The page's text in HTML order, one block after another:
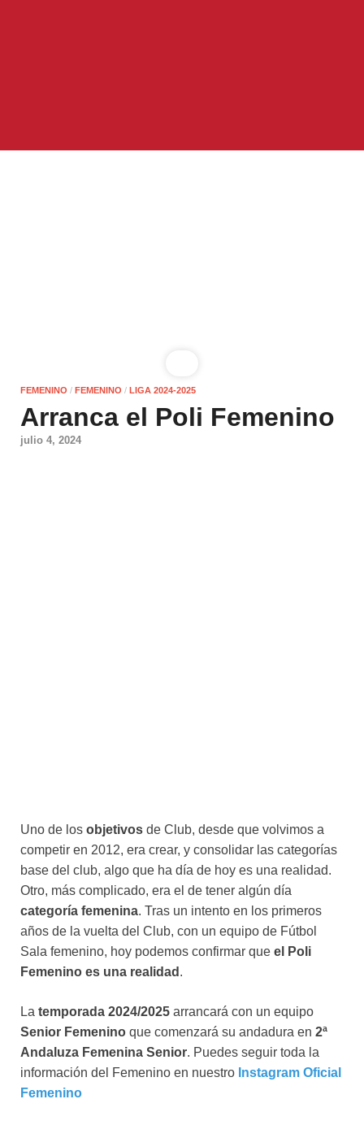
FEMENINO / FEMENINO / LIGA 2024-2025
Arranca el Poli Femenino
julio 4, 2024
Uno de los objetivos de Club, desde que volvimos a
competir en 2012, era crear, y consolidar las categorías
base del club, algo que ha día de hoy es una realidad.
Otro, más complicado, era el de tener algún día
categoría femenina. Tras un intento en los primeros
años de la vuelta del Club, con un equipo de Fútbol
Sala femenino, hoy podemos confirmar que el Poli
Femenino es una realidad .
La temporada 2024/2025 arrancará con un equipo
Senior Femenino que comenzará su andadura en 2ª
Andaluza Femenina Senior. Puedes seguir toda la
información del Femenino en nuestro Instagram Oficial
Femenino